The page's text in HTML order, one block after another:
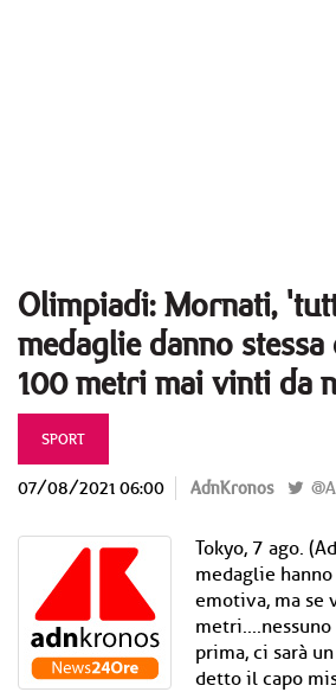
Olimpiadi: Mornati,
medaglie danno
100 metri mai vinti da
SPORT
07/08/2021 06:00 AdnKronos
Tokyo, 7 ago.
medaglie
emotiva, ma se
prima, ci sarà
detto il capo